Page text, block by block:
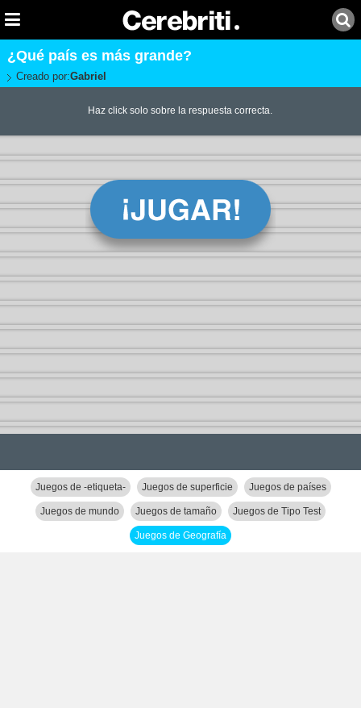
¿Qué país es más grande?
Creado por:Gabriel
Haz click solo sobre la respuesta correcta.
Juegos de -etiqueta- Juegos de superficie Juegos de países
Juegos de mundo Juegos de tamaño Juegos de Tipo Test
Juegos de Geografía